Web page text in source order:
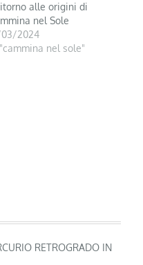
alle origini di
nel Sole
03/2024
nel sole"
RETROGRADO IN